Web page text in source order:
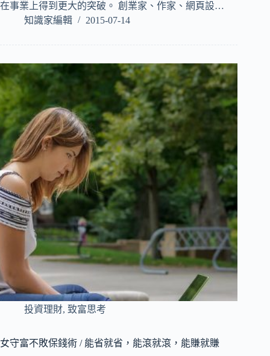
在事業上得到更大的突破。 創業家、作家、網頁設…
知識家編輯
2015-07-14
投資理財, 致富思考
女守富不敗保錢術 / 能省就省，能滾就滾，能賺就賺